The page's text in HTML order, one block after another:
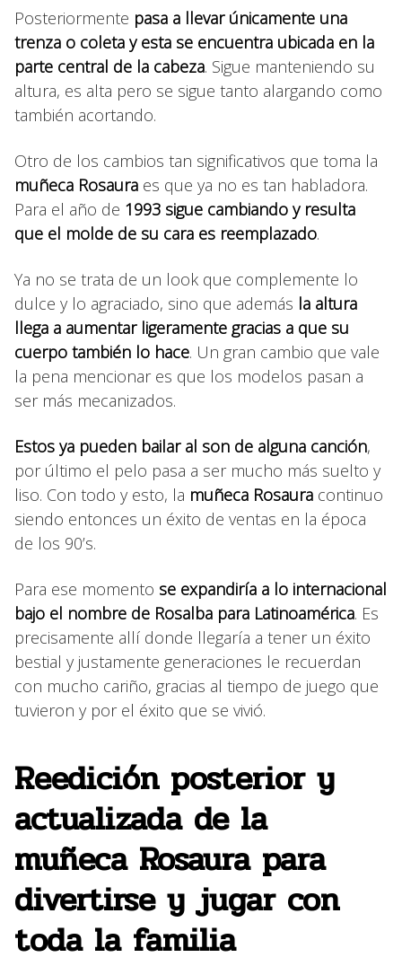
Posteriormente pasa a llevar únicamente una
trenza o coleta y esta se encuentra ubicada en la
parte central de la cabeza. Sigue manteniendo su
altura, es alta pero se sigue tanto alargando como
también acortando.
Otro de los cambios tan significativos que toma la
muñeca Rosaura es que ya no es tan habladora.
Para el año de 1993 sigue cambiando y resulta
que el molde de su cara es reemplazado.
Ya no se trata de un look que complemente lo
dulce y lo agraciado, sino que además la altura
llega a aumentar ligeramente gracias a que su
cuerpo también lo hace. Un gran cambio que vale
la pena mencionar es que los modelos pasan a
ser más mecanizados.
Estos ya pueden bailar al son de alguna canción,
por último el pelo pasa a ser mucho más suelto y
liso. Con todo y esto, la muñeca Rosaura continuo
siendo entonces un éxito de ventas en la época
de los 90’s.
Para ese momento se expandiría a lo internacional
bajo el nombre de Rosalba para Latinoamérica. Es
precisamente allí donde llegaría a tener un éxito
bestial y justamente generaciones le recuerdan
con mucho cariño, gracias al tiempo de juego que
tuvieron y por el éxito que se vivió.
Reedición posterior y
actualizada de la
muñeca Rosaura para
divertirse y jugar con
toda la familia